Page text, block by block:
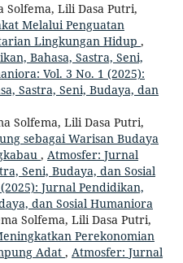
Solfema, Lili Dasa Putri,
Melalui Penguatan
Lingkungan Hidup ,
Bahasa, Sastra, Seni,
Vol. 3 No. 1 (2025):
Sastra, Seni, Budaya, dan
Solfema, Lili Dasa Putri,
sebagai Warisan Budaya
, Atmosfer: Jurnal
Seni, Budaya, dan Sosial
Jurnal Pendidikan,
dan Sosial Humaniora
Solfema, Lili Dasa Putri,
Perekonomian
Adat , Atmosfer: Jurnal